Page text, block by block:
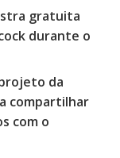
gratuita
durante o
da
compartilhar
com o